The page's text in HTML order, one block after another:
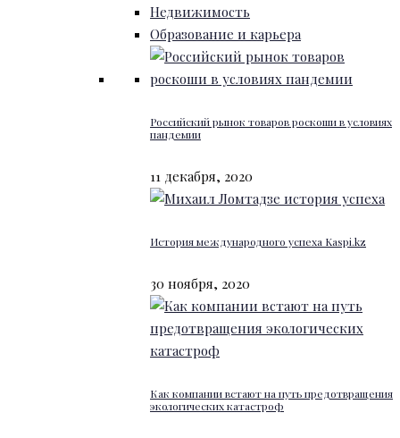
Недвижимость
Образование и карьера
Российский рынок товаров роскоши в условиях
пандемии
11 декабря, 2020
История международного успеха Kaspi.kz
30 ноября, 2020
Как компании встают на путь предотвращения
экологических катастроф